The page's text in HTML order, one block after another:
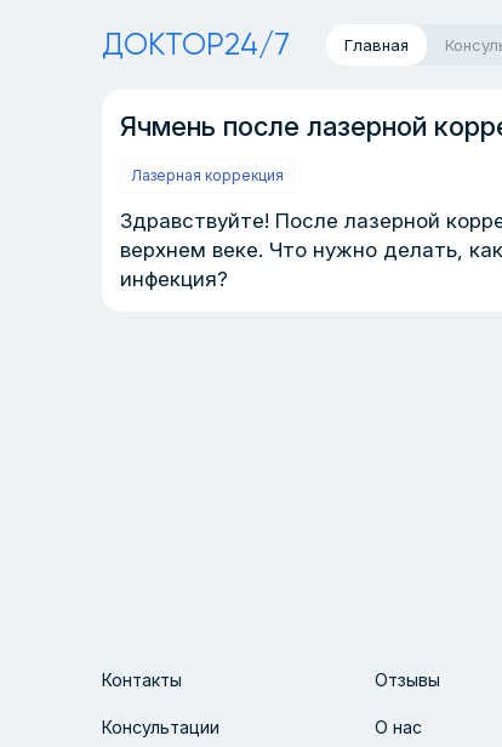
ДОКТОР24/7 Главная
Ячмень после лазерной
Лазерная коррекция
Здравствуйте! После лазерной
верхнем веке. Что нужно делать,
инфекция?
Контакты Отзывы
Консультации О нас